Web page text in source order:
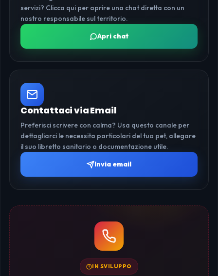
servizi? Clicca qui per aprire una chat diretta con un
nostro responsabile sul territorio.
Apri chat
Contattaci via Email
Preferisci scrivere con calma? Usa questo canale per
dettagliarci le necessita particolari del tuo pet, allegare
il suo libretto sanitario o documentazione utile.
Invia email
IN SVILUPPO